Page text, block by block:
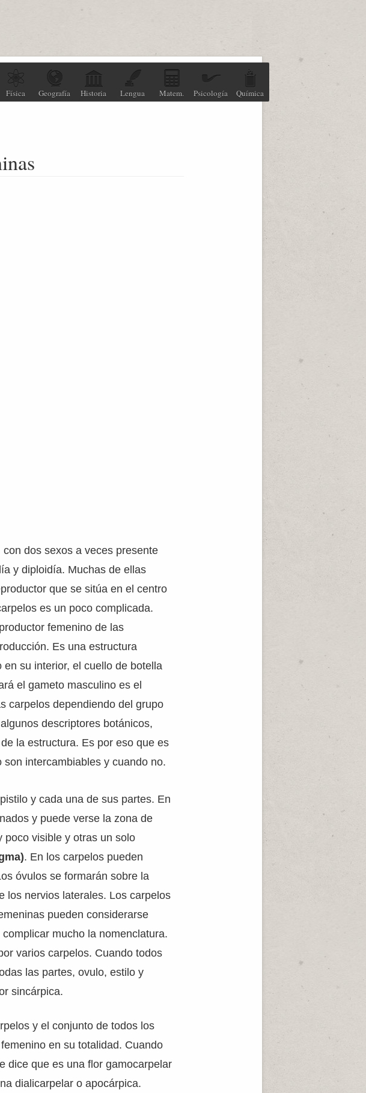
Física Geografía Historia Lengua Matem. Psicología Química
dos sexos a veces presente
y diploidía. Muchas de ellas
que se sitúa en el centro
es un poco complicada.
femenino de las
Es una estructura
su interior, el cuello de botella
el gameto masculino es el
carpelos dependiendo del grupo
descriptores botánicos,
la estructura. Es por eso que es
intercambiables y cuando no.
y cada una de sus partes. En
y puede verse la zona de
poco visible y otras un solo
. En los carpelos pueden
óvulos se formarán sobre la
los nervios laterales. Los carpelos
pueden considerarse
mucho la nomenclatura.
varios carpelos. Cuando todos
las partes, ovulo, estilo y
sincárpica.
y el conjunto de todos los
en su totalidad. Cuando
dice que es una flor gamocarpelar
dialicarpelar o apocárpica.